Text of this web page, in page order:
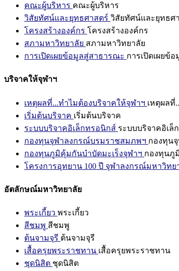
คณะผู้บริหาร คณะผู้บริหาร
วิสัยทัศน์และยุทธศาสตร์ วิสัยทัศน์และยุทธศ
โครงสร้างองค์กร โครงสร้างองค์กร
สภามหาวิทยาลัย สภามหาวิทยาลัย
การเปิดเผยข้อมูลสู่สาธารณะ การเปิดเผยข้
บริจาคให้จุฬาฯ
เหตุผลที่...ทำไมต้องบริจาคให้จุฬาฯ เหตุผลที่
เริ่มต้นบริจาค เริ่มต้นบริจาค
ระบบบริจาคอิเล็กทรอนิกส์ ระบบบริจาคอิเล็
กองทุนจุฬาลงกรณ์บรมราชสมภพฯ กองทุน
กองทุนภูมิคุ้มกันบำบัดมะเร็งจุฬาฯ กองทุนภู
โครงการอุทยาน 100 ปี จุฬาลงกรณ์มหาวิทย
อัตลักษณ์มหาวิทยาลัย
พระเกี้ยว พระเกี้ยว
สีชมพู สีชมพู
ต้นจามจุรี ต้นจามจุรี
เสื้อครุยพระราชทาน เสื้อครุยพระราชทาน
ชุดนิสิต ชุดนิสิต